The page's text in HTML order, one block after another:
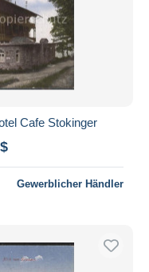
Cafe Stokinger
Gewerblicher Händler